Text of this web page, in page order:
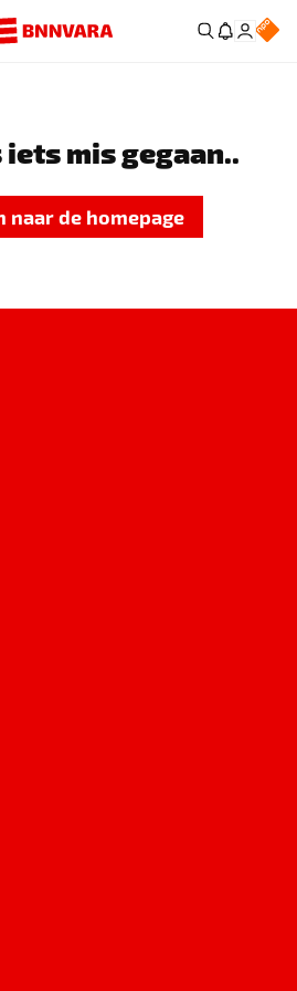
iets mis gegaan..
naar de homepage